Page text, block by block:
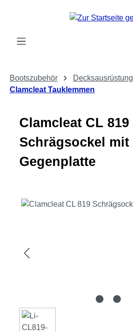
Zum Hauptinhalt springen
Bootszubehör
Decksausrüstung
Clamcleat Tauklemmen
Clamcleat CL 819
Schrägsockel mit
Gegenplatte
Bildergalerie überspringen